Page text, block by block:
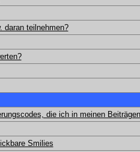
daran teilnehmen?
die ich in meinen
Smilies